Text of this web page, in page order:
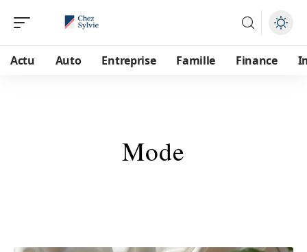
Actu Auto Entreprise Famille Finance
Mode